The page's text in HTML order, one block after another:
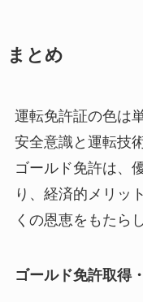
まとめ
運転免許証の色は
安全意識と運転技
ゴールド免許は、
り、経済的メリッ
くの恩恵をもたら
ゴールド免許取得